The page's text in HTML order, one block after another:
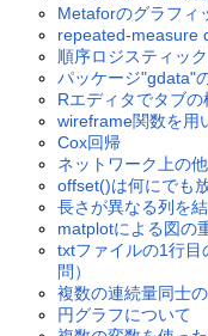
Metaforのグラフィ
repeated-measure
順序ロジスティッ
パッケージ"gdata"
Rエディタでタブ
wireframe関数を用
Cox回帰
ネットワーク上の
offset()は何にでも
長さが異なる列を
matplotによる図の
txtファイルの1行
問）
複数の連続量同士
円グラフについて